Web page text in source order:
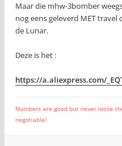
Maar die mhw-3bomber
nog eens geleverd MET travel
de Lunar.
Deze is het :
https://a.aliexpress.com/
Numbers are good but never loose
negotiable!